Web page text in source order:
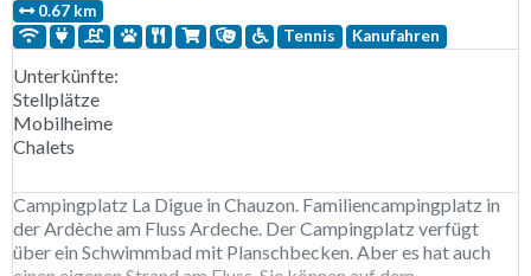
0.67 km
Tennis
Kanufahren
Unterkünfte:
Stellplätze
Mobilheime
Chalets
Campingplatz La Digue in Chauzon. Familiencampingplatz in
der Ardèche am Fluss Ardeche. Der Campingplatz verfügt
über ein Schwimmbad mit Planschbecken. Aber es hat auch